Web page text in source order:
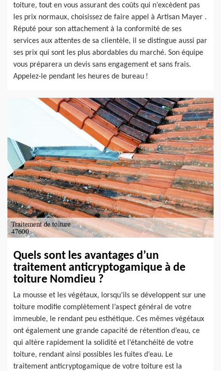
toiture, tout en vous assurant des coûts qui n’excèdent pas
les prix normaux, choisissez de faire appel à Artisan Mayer .
Réputé pour son attachement à la conformité de ses
services aux attentes de sa clientèle, il se distingue aussi par
ses prix qui sont les plus abordables du marché. Son équipe
vous préparera un devis sans engagement et sans frais.
Appelez-le pendant les heures de bureau !
Quels sont les avantages d’un
traitement anticryptogamique à de
toiture Nomdieu ?
La mousse et les végétaux, lorsqu’ils se développent sur une
toiture modifie complètement l’aspect général de votre
immeuble, le rendant peu esthétique. Ces mêmes végétaux
ont également une grande capacité de rétention d’eau, ce
qui altère rapidement la solidité et l’étanchéité de votre
toiture, rendant ainsi possibles les fuites d’eau. Le
traitement anticryptogamique de votre toiture est la